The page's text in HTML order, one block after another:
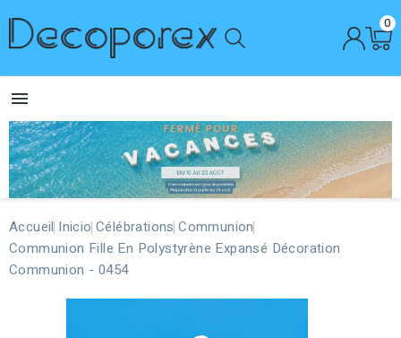
0

Accueil Inicio Célébrations Communion
Communion Fille En Polystyrène Expansé Décoration
Communion - 0454